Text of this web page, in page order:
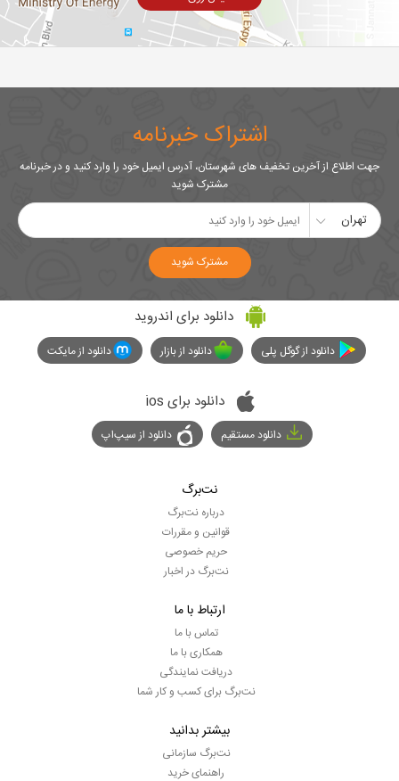
اشتراک خبرنامه
جهت اطلاع از آخرین تخفیف های شهرستان، آدرس ایمیل خود را وارد کنید و در خبرنامه
مشترک شوید
تهران
مشترک شوید
دانلود برای اندروید
دانلود از گوگل پلی دانلود از بازار دانلود از مایکت
دانلود برای ios
دانلود مستقیم دانلود از سیپ‌اپ
نت‌برگ
درباره نت‌برگ
قوانین و مقررات
حریم خصوصی
نت‌برگ در اخبار
ارتباط با ما
تماس با ما
همکاری با ما
دریافت نمایندگی
نت‌برگ برای کسب و کار شما
بیشتر بدانید
نت‌برگ سازمانی
راهنمای خرید